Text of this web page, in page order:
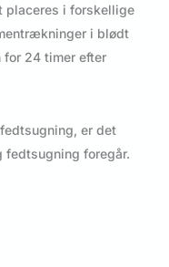
placeres i forskellige
i blødt
24 timer efter
er det
foregår.